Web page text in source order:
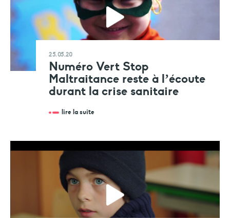
25.05.20
Numéro Vert Stop
Maltraitance reste à l’écoute
durant la crise sanitaire
lire la suite